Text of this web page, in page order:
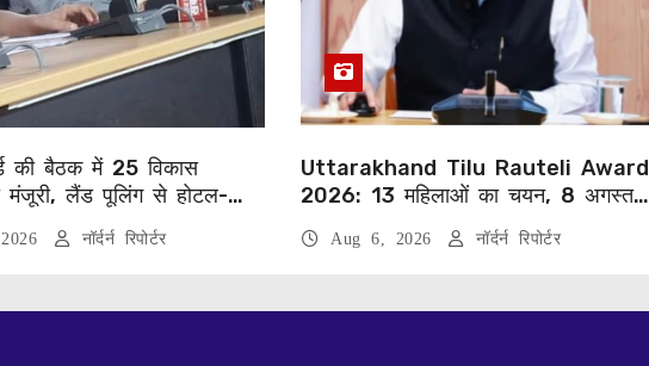
की बैठक में 25 विकास
मंजूरी, लैंड पूलिंग से होटल-
को मिलेगी रफ्तार
नॉर्दर्न रिपोर्टर
Uttarakhand Tilu Rauteli Award
2026: 13 महिलाओं का चयन, 8 अगस्त
को सीएम धामी करेंगे सम्मानित
Aug 6, 2026 नॉर्दर्न रिपोर्टर